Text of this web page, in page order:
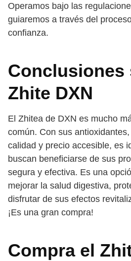
Operamos bajo las
guiaremos a través del
confianza.
Conclusiones
Zhite DXN
El Zhitea de DXN es mucho
común. Con sus
calidad y precio accesible, es
buscan beneficiarse de sus
segura y efectiva. Es una
mejorar la salud digestiva,
disfrutar de sus efectos
¡Es una gran compra!
Compra el